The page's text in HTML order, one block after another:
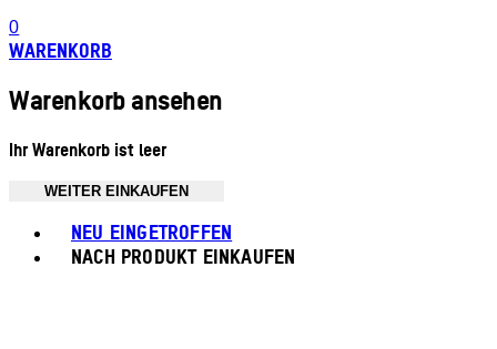
0
WARENKORB
Warenkorb ansehen
Ihr Warenkorb ist leer
WEITER EINKAUFEN
NEU EINGETROFFEN
NACH PRODUKT EINKAUFEN